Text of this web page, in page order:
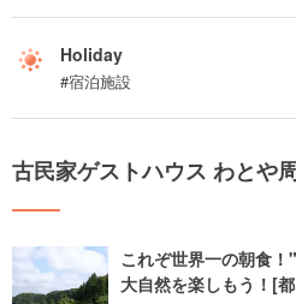
Holiday
#宿泊施設
古民家ゲストハウス わとや
これぞ世界一の朝食
大自然を楽しもう！[